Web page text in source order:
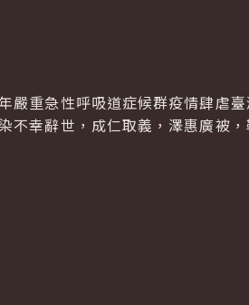
重急性呼吸道症候群疫情肆虐
不幸辭世，成仁取義，澤惠廣被